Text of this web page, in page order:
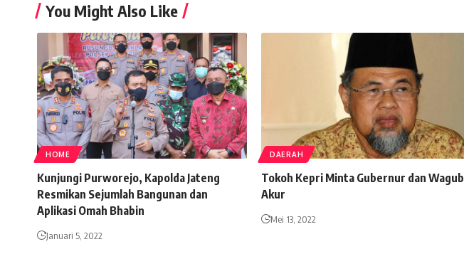
You Might Also Like
HOME
Kunjungi Purworejo, Kapolda Jateng
Resmikan Sejumlah Bangunan dan
Aplikasi Omah Bhabin
Januari 5, 2022
DAERAH
Tokoh Kepri Minta Gubernur dan Wagub
Akur
Mei 13, 2022